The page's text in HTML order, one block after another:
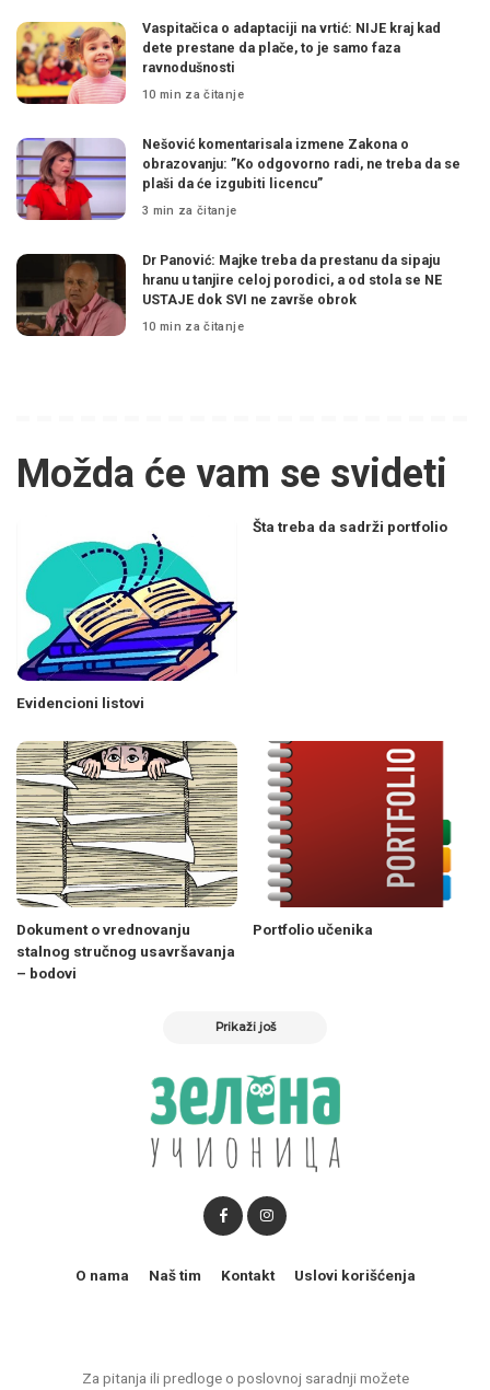
Vaspitačica o adaptaciji na vrtić: NIJE kraj kad
dete prestane da plače, to je samo faza
ravnodušnosti
10 min za čitanje
Nešović komentarisala izmene Zakona o
obrazovanju: ”Ko odgovorno radi, ne treba da se
plaši da će izgubiti licencu”
3 min za čitanje
Dr Panović: Majke treba da prestanu da sipaju
hranu u tanjire celoj porodici, a od stola se NE
USTAJE dok SVI ne završe obrok
10 min za čitanje
Možda će vam se svideti
Evidencioni listovi
Šta treba da sadrži portfolio
Dokument o vrednovanju
stalnog stručnog usavršavanja
– bodovi
Portfolio učenika
Prikaži još
Za pitanja ili predloge o poslovnoj saradnji možete
O nama Naš tim Kontakt Uslovi korišćenja